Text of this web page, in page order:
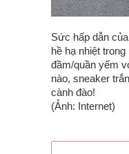
Sức hấp dẫn
hề hạ nhiệt
đầm/quần yếm
nào, sneaker
cành đào!
(Ảnh: Internet)